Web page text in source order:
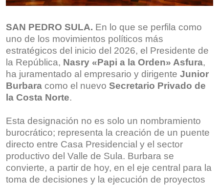
SAN PEDRO SULA. En lo que se perfila como
uno de los movimientos políticos más
estratégicos del inicio del 2026, el Presidente de
la República, Nasry «Papi a la Orden» Asfura,
ha juramentado al empresario y dirigente Junior
Burbara como el nuevo Secretario Privado de
la Costa Norte.
Esta designación no es solo un nombramiento
burocrático; representa la creación de un puente
directo entre Casa Presidencial y el sector
productivo del Valle de Sula. Burbara se
convierte, a partir de hoy, en el eje central para la
toma de decisiones y la ejecución de proyectos